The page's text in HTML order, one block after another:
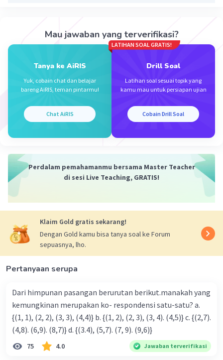
Iklan
Mau jawaban yang terverifikasi?
Tanya ke AiRIS
Yuk, cobain chat dan belajar
bareng AiRIS, teman pintarmu!
Chat AiRIS
LATIHAN SOAL GRATIS!
Drill Soal
Latihan soal sesuai topik yang
kamu mau untuk persiapan ujian
Cobain Drill Soal
Perdalam pemahamanmu bersama Master Teacher
di sesi Live Teaching, GRATIS!
Klaim Gold gratis sekarang!
Dengan Gold kamu bisa tanya soal ke Forum
sepuasnya, lho.
Pertanyaan serupa
Dari himpunan pasangan berurutan berikut.manakah yang
kemungkinan merupakan ko- respondensi satu-satu? a.
{(1, 1), (2, 2), (3, 3), (4,4)} b. {(1, 2), (2, 3), (3, 4). (4,5)} c. {(2,7).
(4,8). (6,9). (8,7)} d. {(3.4), (5,7). (7, 9). (9,6)}
75 4.0 Jawaban terverifikasi